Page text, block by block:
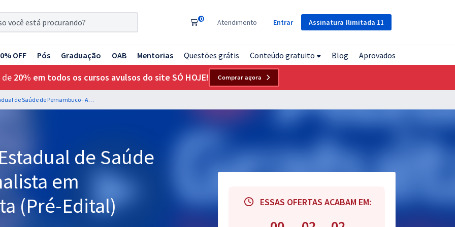
Assinatura Ilimitada 11
0 Atendimento Entrar
OFF Pós Graduação OAB Mentorias Questões grátis Conteúdo gratuito Blog Aprovados
de 20% em todos os cursos avulsos do site SÓ HOJE! Comprar agora
SES PE - Secretaria Estadual de Saúde de Pernambuco - Analista em Saúde/Fisioterapeuta (Pré-Edital)
de Saúde
em
(Pré-Edital)
ESSAS OFERTAS ACABAM EM: